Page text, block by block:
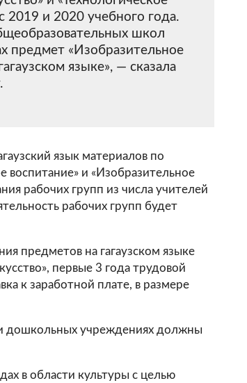
2019 и 2020 учебного года.
школ
предмет «Изобразительное
языке», — сказала
язык материалов по
воспитание» и «Изобразительное
рабочих групп из числа учителей
рабочих групп будет
предметов на гагаузском языке
первые 3 года трудовой
к заработной плате, в размере
дошкольных учреждениях должны
в области культуры с целью